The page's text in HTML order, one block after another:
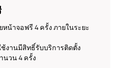
น้าจอฟรี 4 ครั้ง ภายในระยะ
ช้งานมีสิทธิ์รับบริการติดตั้ง
วน 4 ครั้ง